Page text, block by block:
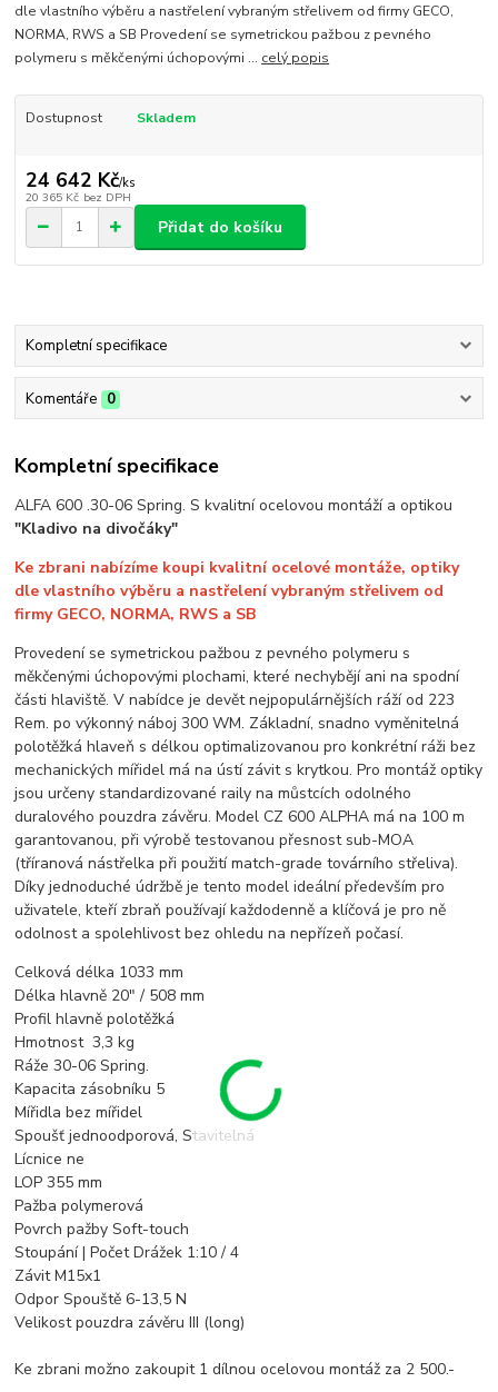
dle vlastního výběru a nastřelení vybraným střelivem od firmy GECO,
NORMA, RWS a SB Provedení se symetrickou pažbou z pevného
polymeru s měkčenými úchopovými ... celý popis
Dostupnost Skladem
24 642 Kč/ks
20 365 Kč bez DPH
Přidat do košíku
Kompletní specifikace
Komentáře 0
Kompletní specifikace
ALFA 600 .30-06 Spring. S kvalitní ocelovou montáží a optikou
"Kladivo na divočáky"
Ke zbrani nabízíme koupi kvalitní ocelové montáže, optiky
dle vlastního výběru a nastřelení vybraným střelivem od
firmy GECO, NORMA, RWS a SB
Provedení se symetrickou pažbou z pevného polymeru s
měkčenými úchopovými plochami, které nechybějí ani na spodní
části hlaviště. V nabídce je devět nejpopulárnějších ráží od 223
Rem. po výkonný náboj 300 WM. Základní, snadno vyměnitelná
polotěžká hlaveň s délkou optimalizovanou pro konkrétní ráži bez
mechanických mířidel má na ústí závit s krytkou. Pro montáž optiky
jsou určeny standardizované raily na můstcích odolného
duralového pouzdra závěru. Model CZ 600 ALPHA má na 100 m
garantovanou, při výrobě testovanou přesnost sub-MOA
(tříranová nástřelka při použití match-grade továrního střeliva).
Díky jednoduché údržbě je tento model ideální především pro
uživatele, kteří zbraň používají každodenně a klíčová je pro ně
odolnost a spolehlivost bez ohledu na nepřízeň počasí.
Celková délka 1033 mm
Délka hlavně 20" / 508 mm
Profil hlavně polotěžká
Hmotnost 3,3 kg
Ráže 30-06 Spring.
Kapacita zásobníku 5
Mířidla bez mířidel
Spoušť jednoodporová, Stavitelná
Lícnice ne
LOP 355 mm
Pažba polymerová
Povrch pažby Soft-touch
Stoupání | Počet Drážek 1:10 / 4
Závit M15x1
Odpor Spouště 6-13,5 N
Velikost pouzdra závěru III (long)
Ke zbrani možno zakoupit 1 dílnou ocelovou montáž za 2 500.-